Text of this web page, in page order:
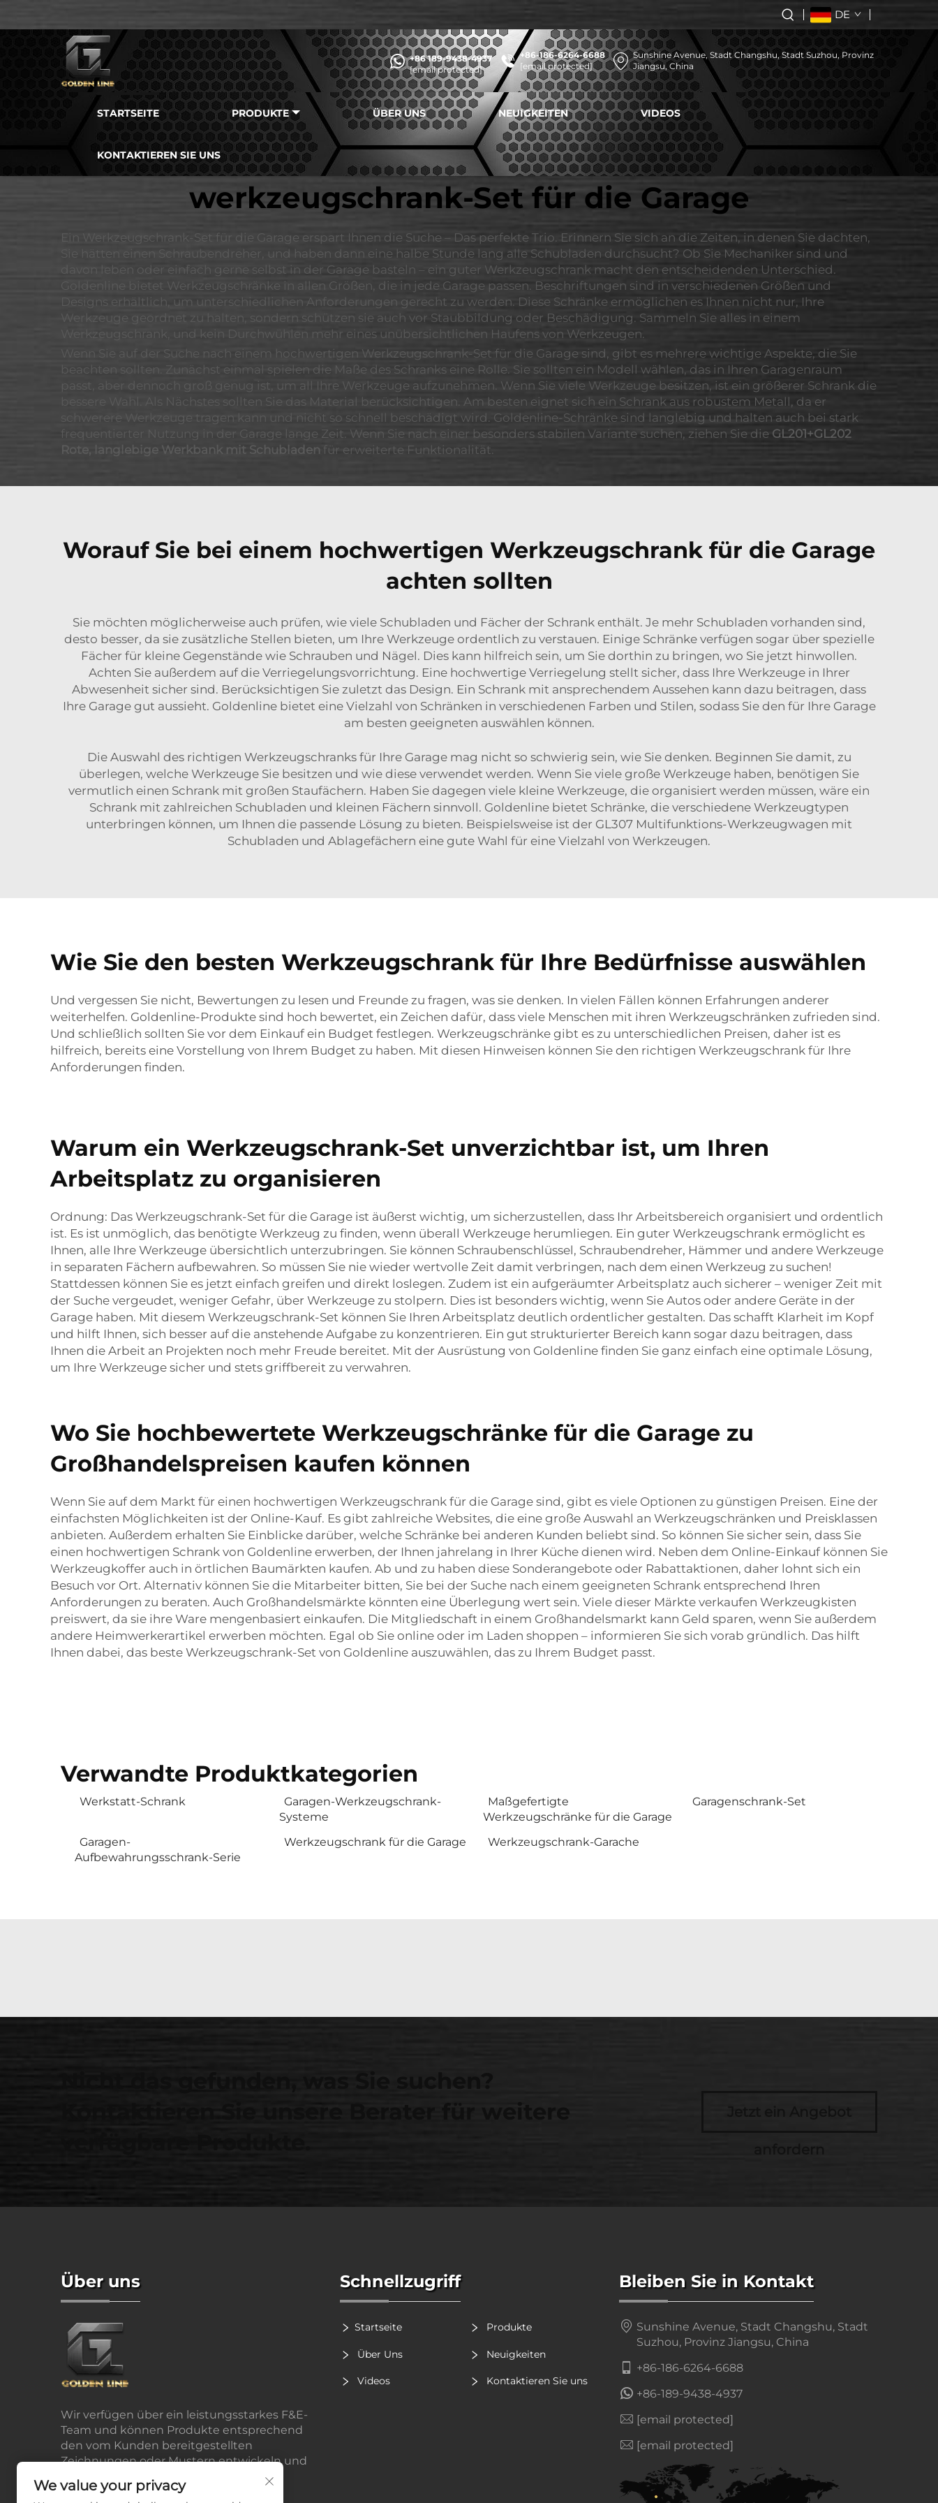
DE
+86 189-9438-4937
[email protected]
+86-186-6264-6688
[email protected]
Sunshine Avenue, Stadt Changshu, Stadt Suzhou, Provinz
Jiangsu, China
STARTSEITE PRODUKTE ÜBER UNS NEUIGKEITEN VIDEOS
KONTAKTIEREN SIE UNS
werkzeugschrank-Set für die Garage
Ein Werkzeugschrank-Set für die Garage erspart Ihnen die Suche – Das perfekte Trio. Erinnern Sie sich an die Zeiten, in denen Sie dachten,
Sie hätten einen Schraubendreher, und haben dann eine halbe Stunde lang alle Schubladen durchsucht? Ob Sie Mechaniker sind und
davon leben oder einfach gerne selbst in der Garage basteln – ein guter Werkzeugschrank macht den entscheidenden Unterschied.
Goldenline bietet Werkzeugschränke in allen Größen, die in jede Garage passen. Beschriftungen sind in verschiedenen Größen und
Designs erhältlich, um unterschiedlichen Anforderungen gerecht zu werden. Diese Schränke ermöglichen es Ihnen nicht nur, Ihre
Werkzeuge geordnet zu halten, sondern schützen sie auch vor Staubbildung oder Beschädigung. Sammeln Sie alles in einem
Werkzeugschrank, und kein Durchwühlen mehr eines unübersichtlichen Haufens von Werkzeugen.
Wenn Sie auf der Suche nach einem hochwertigen Werkzeugschrank-Set für die Garage sind, gibt es mehrere wichtige Aspekte, die Sie
beachten sollten. Zunächst einmal spielen die Maße des Schranks eine Rolle. Sie sollten ein Modell wählen, das in Ihren Garagenraum
passt, aber dennoch groß genug ist, um all Ihre Werkzeuge aufzunehmen. Wenn Sie viele Werkzeuge besitzen, ist ein größerer Schrank die
bessere Wahl. Als Nächstes sollten Sie das Material berücksichtigen. Am besten eignet sich ein Schrank aus robustem Metall, da er
schwerere Werkzeuge tragen kann und nicht so schnell beschädigt wird. Goldenline-Schränke sind langlebig und halten auch bei stark
frequentierter Nutzung in der Garage lange Zeit. Wenn Sie nach einer besonders stabilen Variante suchen, ziehen Sie die GL201+GL202
Rote, langlebige Werkbank mit Schubladen für erweiterte Funktionalität.
Worauf Sie bei einem hochwertigen Werkzeugschrank für die Garage
achten sollten
Sie möchten möglicherweise auch prüfen, wie viele Schubladen und Fächer der Schrank enthält. Je mehr Schubladen vorhanden sind,
desto besser, da sie zusätzliche Stellen bieten, um Ihre Werkzeuge ordentlich zu verstauen. Einige Schränke verfügen sogar über spezielle
Fächer für kleine Gegenstände wie Schrauben und Nägel. Dies kann hilfreich sein, um Sie dorthin zu bringen, wo Sie jetzt hinwollen.
Achten Sie außerdem auf die Verriegelungsvorrichtung. Eine hochwertige Verriegelung stellt sicher, dass Ihre Werkzeuge in Ihrer
Abwesenheit sicher sind. Berücksichtigen Sie zuletzt das Design. Ein Schrank mit ansprechendem Aussehen kann dazu beitragen, dass
Ihre Garage gut aussieht. Goldenline bietet eine Vielzahl von Schränken in verschiedenen Farben und Stilen, sodass Sie den für Ihre Garage
am besten geeigneten auswählen können.
Die Auswahl des richtigen Werkzeugschranks für Ihre Garage mag nicht so schwierig sein, wie Sie denken. Beginnen Sie damit, zu
überlegen, welche Werkzeuge Sie besitzen und wie diese verwendet werden. Wenn Sie viele große Werkzeuge haben, benötigen Sie
vermutlich einen Schrank mit großen Staufächern. Haben Sie dagegen viele kleine Werkzeuge, die organisiert werden müssen, wäre ein
Schrank mit zahlreichen Schubladen und kleinen Fächern sinnvoll. Goldenline bietet Schränke, die verschiedene Werkzeugtypen
unterbringen können, um Ihnen die passende Lösung zu bieten. Beispielsweise ist der GL307 Multifunktions-Werkzeugwagen mit
Schubladen und Ablagefächern eine gute Wahl für eine Vielzahl von Werkzeugen.
Wie Sie den besten Werkzeugschrank für Ihre Bedürfnisse auswählen
Und vergessen Sie nicht, Bewertungen zu lesen und Freunde zu fragen, was sie denken. In vielen Fällen können Erfahrungen anderer
weiterhelfen. Goldenline-Produkte sind hoch bewertet, ein Zeichen dafür, dass viele Menschen mit ihren Werkzeugschränken zufrieden sind.
Und schließlich sollten Sie vor dem Einkauf ein Budget festlegen. Werkzeugschränke gibt es zu unterschiedlichen Preisen, daher ist es
hilfreich, bereits eine Vorstellung von Ihrem Budget zu haben. Mit diesen Hinweisen können Sie den richtigen Werkzeugschrank für Ihre
Anforderungen finden.
Warum ein Werkzeugschrank-Set unverzichtbar ist, um Ihren
Arbeitsplatz zu organisieren
Ordnung: Das Werkzeugschrank-Set für die Garage ist äußerst wichtig, um sicherzustellen, dass Ihr Arbeitsbereich organisiert und ordentlich
ist. Es ist unmöglich, das benötigte Werkzeug zu finden, wenn überall Werkzeuge herumliegen. Ein guter Werkzeugschrank ermöglicht es
Ihnen, alle Ihre Werkzeuge übersichtlich unterzubringen. Sie können Schraubenschlüssel, Schraubendreher, Hämmer und andere Werkzeuge
in separaten Fächern aufbewahren. So müssen Sie nie wieder wertvolle Zeit damit verbringen, nach dem einen Werkzeug zu suchen!
Stattdessen können Sie es jetzt einfach greifen und direkt loslegen. Zudem ist ein aufgeräumter Arbeitsplatz auch sicherer – weniger Zeit mit
der Suche vergeudet, weniger Gefahr, über Werkzeuge zu stolpern. Dies ist besonders wichtig, wenn Sie Autos oder andere Geräte in der
Garage haben. Mit diesem Werkzeugschrank-Set können Sie Ihren Arbeitsplatz deutlich ordentlicher gestalten. Das schafft Klarheit im Kopf
und hilft Ihnen, sich besser auf die anstehende Aufgabe zu konzentrieren. Ein gut strukturierter Bereich kann sogar dazu beitragen, dass
Ihnen die Arbeit an Projekten noch mehr Freude bereitet. Mit der Ausrüstung von Goldenline finden Sie ganz einfach eine optimale Lösung,
um Ihre Werkzeuge sicher und stets griffbereit zu verwahren.
Wo Sie hochbewertete Werkzeugschränke für die Garage zu
Großhandelspreisen kaufen können
Wenn Sie auf dem Markt für einen hochwertigen Werkzeugschrank für die Garage sind, gibt es viele Optionen zu günstigen Preisen. Eine der
einfachsten Möglichkeiten ist der Online-Kauf. Es gibt zahlreiche Websites, die eine große Auswahl an Werkzeugschränken und Preisklassen
anbieten. Außerdem erhalten Sie Einblicke darüber, welche Schränke bei anderen Kunden beliebt sind. So können Sie sicher sein, dass Sie
einen hochwertigen Schrank von Goldenline erwerben, der Ihnen jahrelang in Ihrer Küche dienen wird. Neben dem Online-Einkauf können Sie
Werkzeugkoffer auch in örtlichen Baumärkten kaufen. Ab und zu haben diese Sonderangebote oder Rabattaktionen, daher lohnt sich ein
Besuch vor Ort. Alternativ können Sie die Mitarbeiter bitten, Sie bei der Suche nach einem geeigneten Schrank entsprechend Ihren
Anforderungen zu beraten. Auch Großhandelsmärkte könnten eine Überlegung wert sein. Viele dieser Märkte verkaufen Werkzeugkisten
preiswert, da sie ihre Ware mengenbasiert einkaufen. Die Mitgliedschaft in einem Großhandelsmarkt kann Geld sparen, wenn Sie außerdem
andere Heimwerkerartikel erwerben möchten. Egal ob Sie online oder im Laden shoppen – informieren Sie sich vorab gründlich. Das hilft
Ihnen dabei, das beste Werkzeugschrank-Set von Goldenline auszuwählen, das zu Ihrem Budget passt.
Verwandte Produktkategorien
Werkstatt-Schrank
Garagen-Werkzeugschrank-
Systeme
Maßgefertigte
Werkzeugschränke für die Garage
Garagenschrank-Set
Garagen-
Aufbewahrungsschrank-Serie
Werkzeugschrank für die Garage Werkzeugschrank-Garache
anfordern
Über uns
Wir verfügen über ein leistungsstarkes F&E-
Team und können Produkte entsprechend
den vom Kunden bereitgestellten
Zeichnungen oder Mustern entwickeln und
Schnellzugriff
Startseite Produkte
Über Uns Neuigkeiten
Videos Kontaktieren Sie uns
Bleiben Sie in Kontakt
Sunshine Avenue, Stadt Changshu, Stadt
Suzhou, Provinz Jiangsu, China
+86-186-6264-6688
+86-189-9438-4937
[email protected]
[email protected]
We value your privacy